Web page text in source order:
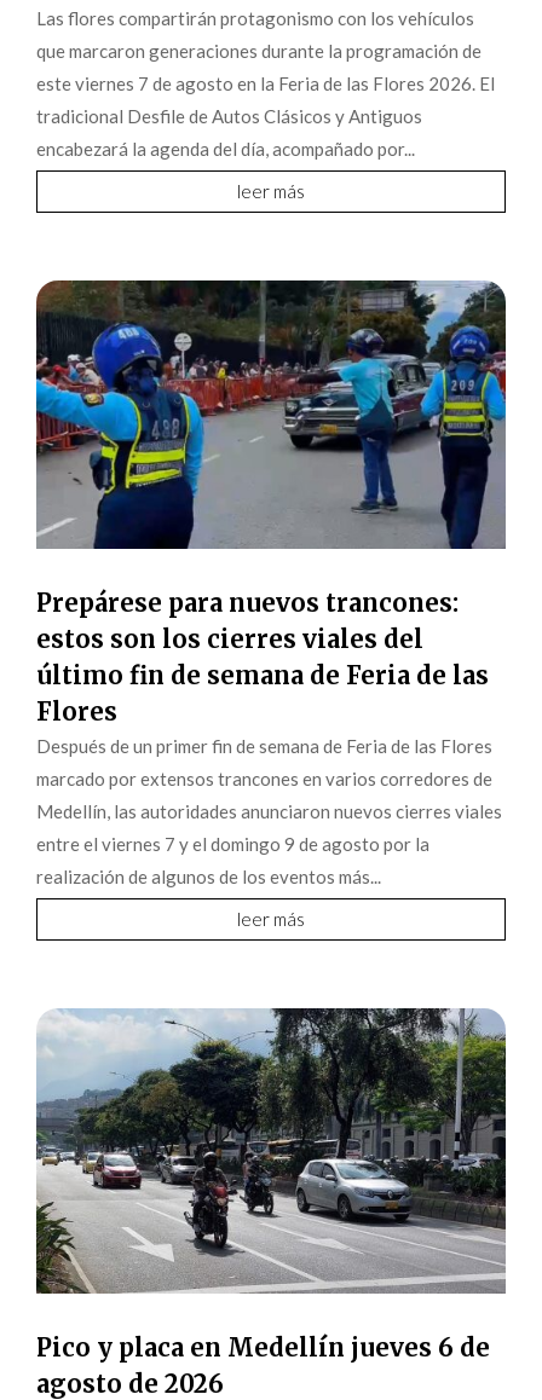
Las flores compartirán protagonismo con los vehículos
que marcaron generaciones durante la programación de
este viernes 7 de agosto en la Feria de las Flores 2026. El
tradicional Desfile de Autos Clásicos y Antiguos
encabezará la agenda del día, acompañado por...
leer más
Prepárese para nuevos trancones:
estos son los cierres viales del
último fin de semana de Feria de las
Flores
Después de un primer fin de semana de Feria de las Flores
marcado por extensos trancones en varios corredores de
Medellín, las autoridades anunciaron nuevos cierres viales
entre el viernes 7 y el domingo 9 de agosto por la
realización de algunos de los eventos más...
leer más
Pico y placa en Medellín jueves 6 de
agosto de 2026